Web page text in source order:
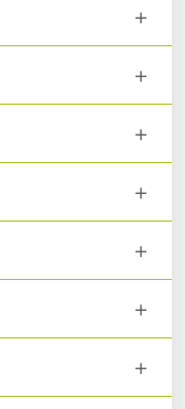
+
+
+
+
+
+
+